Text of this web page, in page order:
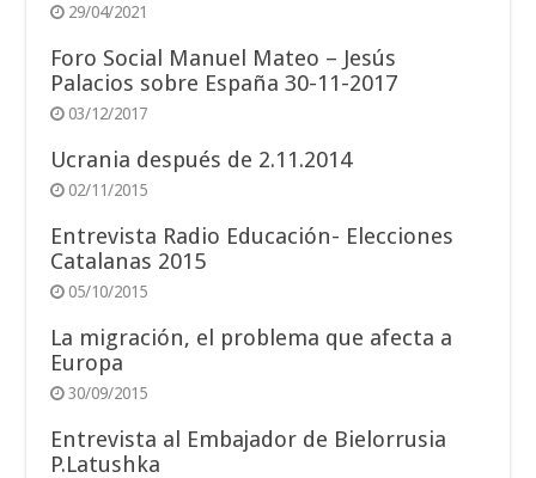
29/04/2021
Foro Social Manuel Mateo – Jesús
Palacios sobre España 30-11-2017
03/12/2017
Ucrania después de 2.11.2014
02/11/2015
Entrevista Radio Educación- Elecciones
Catalanas 2015
05/10/2015
La migración, el problema que afecta a
Europa
30/09/2015
Entrevista al Embajador de Bielorrusia
P.Latushka